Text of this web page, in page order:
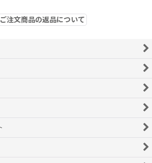
ご注文商品の返品について